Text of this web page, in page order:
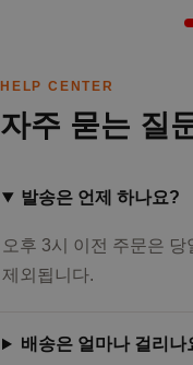
HELP CENTER
자주 묻는 질
발송은 언제 하나요?
오후 3시 이전 주문은
제외됩니다.
배송은 얼마나 걸리나